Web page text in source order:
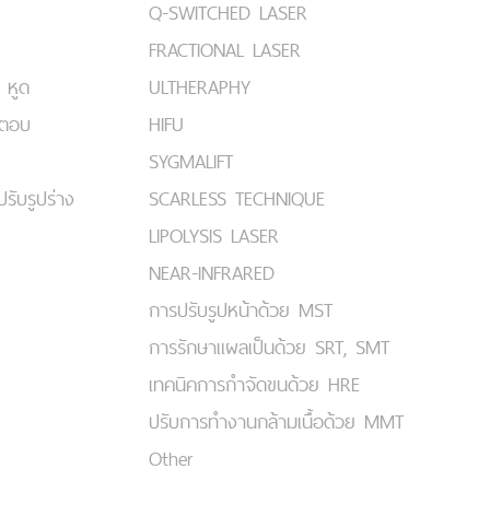
หูด
อบ
บรูปร่าง
Q-SWITCHED LASER
FRACTIONAL LASER
ULTHERAPHY
HIFU
SYGMALIFT
SCARLESS TECHNIQUE
LIPOLYSIS LASER
NEAR-INFRARED
การปรับรูปหน้าด้วย MST
การรักษาแผลเป็นด้วย SRT, SMT
เทคนิคการกำจัดขนด้วย HRE
ปรับการทำงานกล้ามเนื้อด้วย MMT
Other